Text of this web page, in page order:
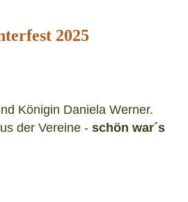
2025
Königin Daniela Werner.
der Vereine -schön war´s